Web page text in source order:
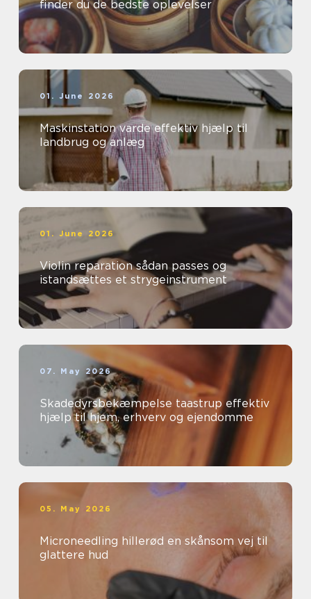
finder du de bedste oplevelser
01. June 2026
Maskinstation varde effektiv hjælp til
landbrug og anlæg
01. June 2026
Violin reparation sådan passes og
istandsættes et strygeinstrument
07. May 2026
Skadedyrsbekæmpelse taastrup effektiv
hjælp til hjem, erhverv og ejendomme
05. May 2026
Microneedling hillerød en skånsom vej til
glattere hud